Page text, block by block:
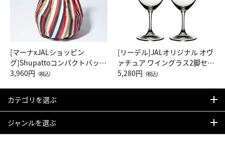
[マーナxJALショッピン
グ]Shupattoコンパクトバッグ
Drop JAL客室乗務員（LC）ス
3,960円 （税込）
[リーデル]JALオリジナル オヴ
ァチュア ワイングラス2脚セッ
ト（レッドワイン）
5,280円 （税込）
カテゴリを選ぶ
ジャンルを選ぶ